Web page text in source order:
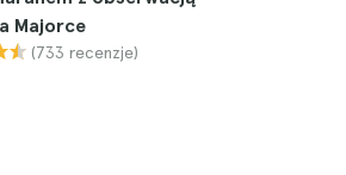
Majorce
(733 recenzje)